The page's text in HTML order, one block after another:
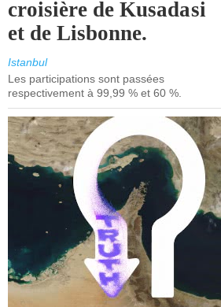
croisière de Kusadasi
et de Lisbonne.
Istanbul
Les participations sont passées
respectivement à 99,99 % et 60 %.